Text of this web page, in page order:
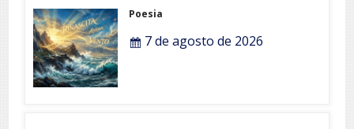
Poesia
7 de agosto de 2026